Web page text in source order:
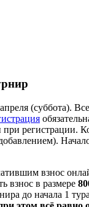
(суббота).
при регистрации.
взнос
взнос в размере
до начала 1